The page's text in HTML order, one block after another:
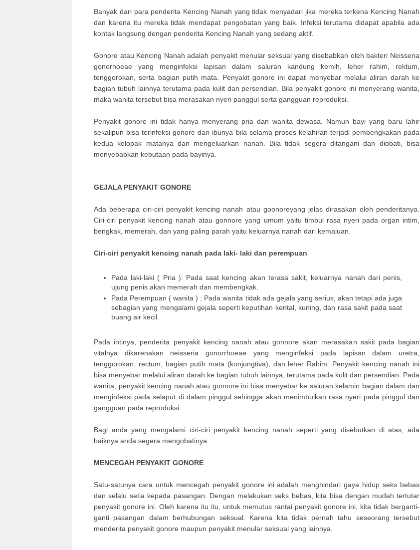
Banyak dari para penderita Kencing Nanah yang tidak menyadari jika mereka terkena Kencing Nanah
dan karena itu mereka tidak mendapat pengobatan yang baik. Infeksi terutama didapat apabila ada
kontak langsung dengan penderita Kencing Nanah yang sedang aktif.
Gonore atau Kencing Nanah adalah penyakit menular seksual yang disebabkan oleh bakteri Neisseria
gonorhoeae yang menginfeksi lapisan dalam saluran kandung kemih, leher rahim, rektum,
tenggorokan, serta bagian putih mata. Penyakit gonore ini dapat menyebar melalui aliran darah ke
bagian tubuh lainnya terutama pada kulit dan persendian. Bila penyakit gonore ini menyerang wanita,
maka wanita tersebut bisa merasakan nyeri panggul serta gangguan reproduksi.
Penyakit gonore ini tidak hanya menyerang pria dan wanita dewasa. Namun bayi yang baru lahir
sekalipun bisa terinfeksi gonore dari ibunya bila selama proses kelahiran terjadi pembengkakan pada
kedua kelopak matanya dan mengeluarkan nanah. Bila tidak segera ditangani dan diobati, bisa
menyebabkan kebutaan pada bayinya.
GEJALA PENYAKIT GONORE
Ada beberapa ciri-ciri penyakit kencing nanah atau goonoreyang jelas dirasakan oleh penderitanya.
Ciri-ciri penyakit kencing nanah atau gonnore yang umum yaitu timbul rasa nyeri pada organ intim,
bengkak, memerah, dan yang paling parah yaitu keluarnya nanah dari kemaluan.
Ciri-ciri penyakit kencing nanah pada laki- laki dan perempuan
Pada laki-laki ( Pria ): Pada saat kencing akan terasa sakit, keluarnya nanah dari penis,
ujung penis akan memerah dan membengkak.
Pada Perempuan ( wanita ) : Pada wanita tidak ada gejala yang serius, akan tetapi ada juga
sebagian yang mengalami gejala seperti keputihan kental, kuning, dan rasa sakit pada saat
buang air kecil.
Pada intinya, penderita penyakit kencing nanah atau gonnore akan merasakan sakit pada bagian
vitalnya dikarenakan neisseria gonorrhoeae yang menginfeksi pada lapisan dalam uretra,
tenggorokan, rectum, bagian putih mata (konjungtiva), dan leher Rahim. Penyakit kencing nanah ini
bisa menyebar melalui aliran darah ke bagian tubuh lainnya, terutama pada kulit dan persendian. Pada
wanita, penyakit kencing nanah atau gonnore ini bisa menyebar ke saluran kelamin bagian dalam dan
menginfeksi pada selaput di dalam pinggul sehingga akan menimbulkan rasa nyeri pada pinggul dan
gangguan pada reproduksi.
Bagi anda yang mengalami ciri-ciri penyakit kencing nanah seperti yang disebutkan di atas, ada
baiknya anda segera mengobatinya
MENCEGAH PENYAKIT GONORE
Satu-satunya cara untuk mencegah penyakit gonore ini adalah menghindari gaya hidup seks bebas
dan selalu setia kepada pasangan. Dengan melakukan seks bebas, kita bisa dengan mudah tertutar
penyakit gonore ini. Oleh karena itu itu, untuk memutus rantai penyakit gonore ini, kita tidak berganti-
ganti pasangan dalam berhubungan seksual. Karena kita tidak pernah tahu seseorang tersebut
menderita penyakit gonore maupun penyakit menular seksual yang lainnya.